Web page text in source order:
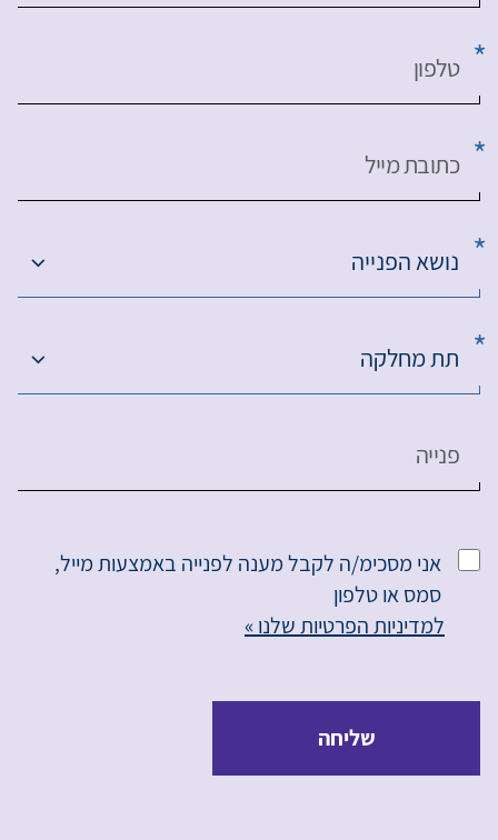
טלפון
כתובת מייל
נושא הפנייה
תת מחלקה
פנייה
אני מסכימ/ה לקבל מענה לפנייה באמצעות מייל,
סמס או טלפון
למדיניות הפרטיות שלנו »
שליחה